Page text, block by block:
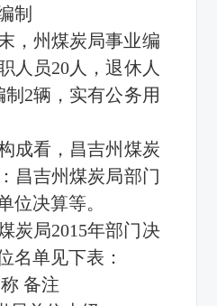
制
，州煤炭局事业编
人员20人，退休人
制2辆，实有公务用
成看，昌吉州煤炭
昌吉州煤炭局部门
位决算等。
炭局2015年部门决
名单见下表：
备注